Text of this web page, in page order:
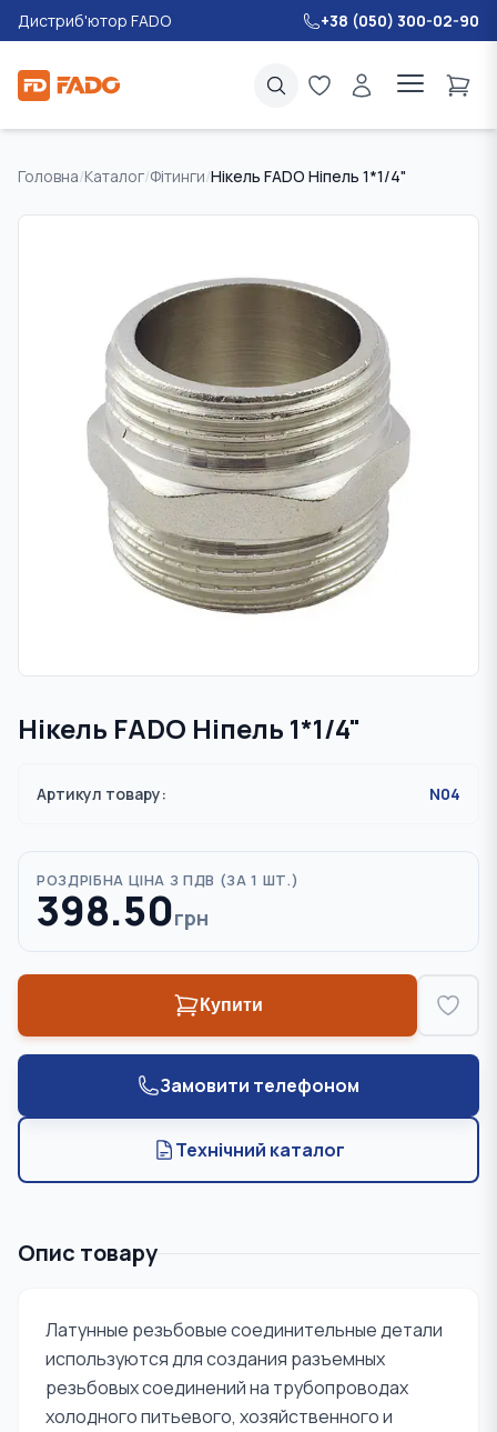
Дистриб'ютор FADO +38 (050) 300-02-90
Головна/Каталог/Фітинги/Нікель FADO Ніпель 1*1/4"
Нікель FADO Ніпель 1*1/4"
Артикул товару: N04
РОЗДРІБНА ЦІНА З ПДВ (ЗА 1 ШТ.)
398.50грн
Купити
Замовити телефоном
Технічний каталог
Опис товару
Латунные резьбовые соединительные детали
используются для создания разъемных
резьбовых соединений на трубопроводах
холодного питьевого, хозяйственного и